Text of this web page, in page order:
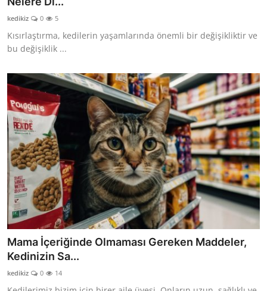
kedikiz 0 5
Kısırlaştırma, kedilerin yaşamlarında önemli bir değişikliktir ve
bu değişiklik ...
Mama İçeriğinde Olmaması Gereken Maddeler,
Kedinizin Sa...
kedikiz 0 14